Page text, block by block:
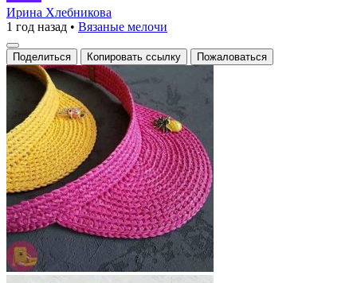
и
стильные
летние
панамы,
выполненные
из
качественного
плетеного
материала,
идеально
подойдут
для
солнечных
Ирина Хлебникова
1 год назад • Вязаные мелочи
Поделиться Копировать ссылку Пожаловаться